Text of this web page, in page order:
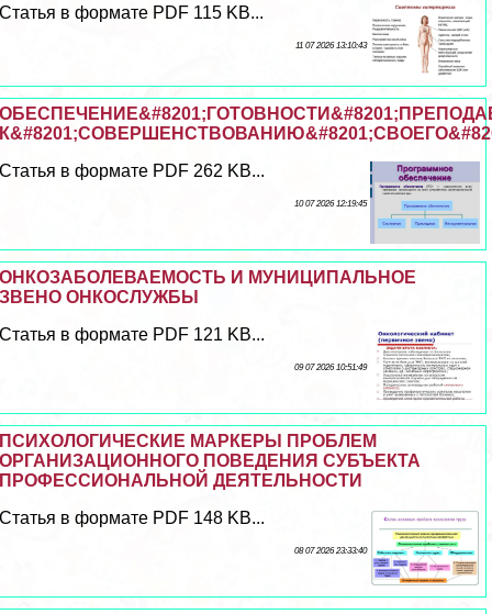
Статья в формате PDF 115 KB...
11 07 2026 13:10:43
Статья в формате PDF 262 KB...
10 07 2026 12:19:45
ОНКОЗАБОЛЕВАЕМОСТЬ И МУНИЦИПАЛЬНОЕ
ЗВЕНО ОНКОСЛУЖБЫ
Статья в формате PDF 121 KB...
09 07 2026 10:51:49
ПСИХОЛОГИЧЕСКИЕ МАРКЕРЫ ПРОБЛЕМ
ОРГАНИЗАЦИОННОГО ПОВЕДЕНИЯ СУБЪЕКТА
ПРОФЕССИОНАЛЬНОЙ ДЕЯТЕЛЬНОСТИ
Статья в формате PDF 148 KB...
08 07 2026 23:33:40